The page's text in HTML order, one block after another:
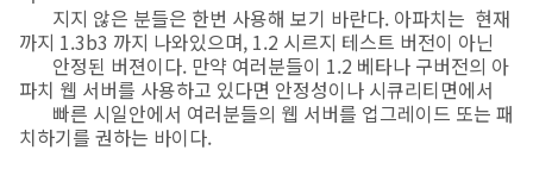
지지 않은 분들은 한번 사용해 보기 바란다. 아파치는 현재
까지 1.3b3 까지 나와있으며, 1.2 시르지 테스트 버전이 아닌
안정된 버젼이다. 만약 여러분들이 1.2 베타나 구버전의 아
파치 웹 서버를 사용하고 있다면 안정성이나 시큐리티면에서
빠른 시일안에서 여러분들의 웹 서버를 업그레이드 또는 패
치하기를 권하는 바이다.